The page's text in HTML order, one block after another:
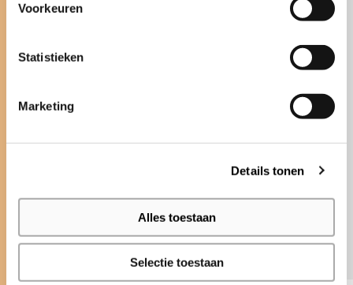
Voorkeuren
Statistieken
Marketing
Details tonen
Alles toestaan
Selectie toestaan
Innovation Center en is uitsluitend op
3341 LW Hendrik-Ido-Ambacht